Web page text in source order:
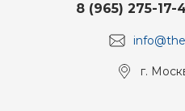
8 (965) 275-17-
г.